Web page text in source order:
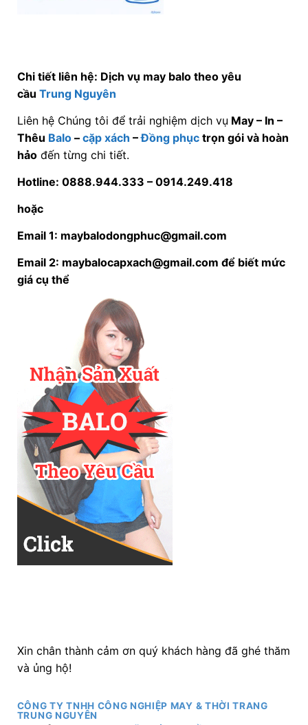
Chi tiết liên hệ: Dịch vụ may balo theo yêu
cầu Trung Nguyên
Liên hệ Chúng tôi để trải nghiệm dịch vụ May – In –
Thêu Balo– cặp xách –Đồng phụctrọn gói và hoàn
hảođến từng chi tiết.
Hotline: 0888.944.333 – 0914.249.418
hoặc
Email 1: maybalodongphuc@gmail.com
Email 2: maybalocapxach@gmail.com để biết mức
giá cụ thể
Xin chân thành cảm ơn quý khách hàng đã ghé thăm
và ủng hộ!
CÔNG TY TNHH CÔNG NGHIỆP MAY & THỜI TRANG
TRUNG NGUYÊN